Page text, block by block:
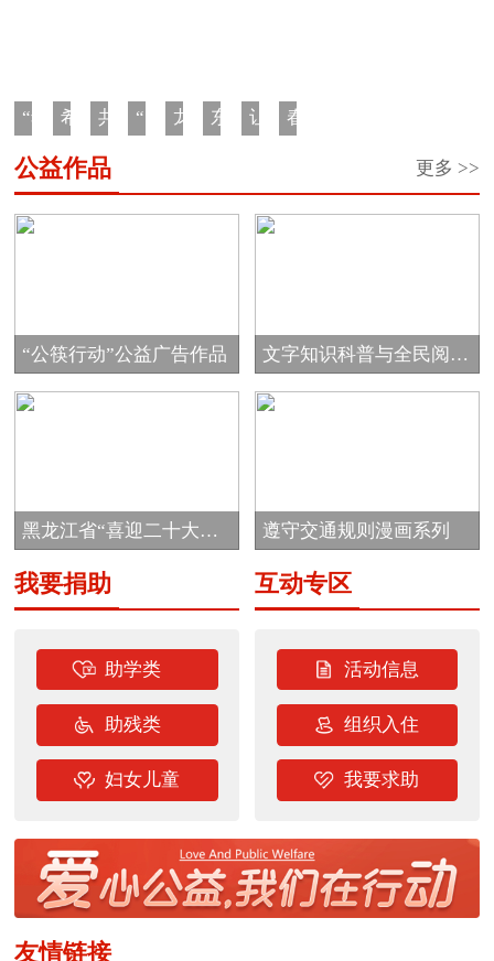
“希
望
工
程
车
益
希
望
之
星
共
青
团“金
秋
工
“陪
蓝
划
龙
年
东
人
让
大
回
项
春
学
更多 >>
公益作品
“公筷行动”公益广告作品
文字知识科普与全民阅读
公...
黑龙江省“喜迎二十大
志...
遵守交通规则漫画系列
我要捐助
助学类
助残类
妇女儿童
互动专区
活动信息
组织入住
我要求助
友情链接